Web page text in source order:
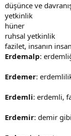
düşünce ve
yetkinlik
hüner
ruhsal yetkinlik
fazilet, insanın
Erdemalp:
Erdemer:
Erdemli: erdemli,
Erdemir: demir